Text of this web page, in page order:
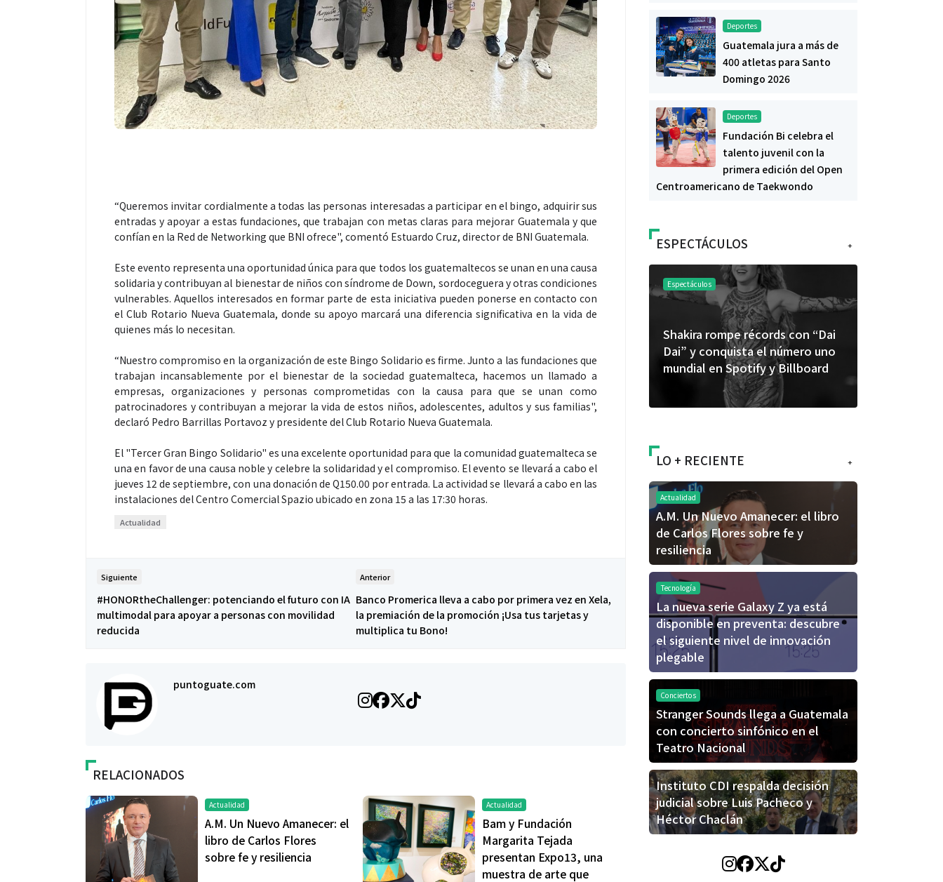
“Queremos invitar cordialmente a todas las personas interesadas a participar en el bingo, adquirir sus
entradas y apoyar a estas fundaciones, que trabajan con metas claras para mejorar Guatemala y que
confían en la Red de Networking que BNI ofrece", comentó Estuardo Cruz, director de BNI Guatemala.
Este evento representa una oportunidad única para que todos los guatemaltecos se unan en una causa
solidaria y contribuyan al bienestar de niños con síndrome de Down, sordoceguera y otras condiciones
vulnerables. Aquellos interesados en formar parte de esta iniciativa pueden ponerse en contacto con
el Club Rotario Nueva Guatemala, donde su apoyo marcará una diferencia significativa en la vida de
quienes más lo necesitan.
“Nuestro compromiso en la organización de este Bingo Solidario es firme. Junto a las fundaciones que
trabajan incansablemente por el bienestar de la sociedad guatemalteca, hacemos un llamado a
empresas, organizaciones y personas comprometidas con la causa para que se unan como
patrocinadores y contribuyan a mejorar la vida de estos niños, adolescentes, adultos y sus familias",
declaró Pedro Barrillas Portavoz y presidente del Club Rotario Nueva Guatemala.
El "Tercer Gran Bingo Solidario" es una excelente oportunidad para que la comunidad guatemalteca se
una en favor de una causa noble y celebre la solidaridad y el compromiso. El evento se llevará a cabo el
jueves 12 de septiembre, con una donación de Q150.00 por entrada. La actividad se llevará a cabo en las
instalaciones del Centro Comercial Spazio ubicado en zona 15 a las 17:30 horas.
Actualidad
Siguiente
#HONORtheChallenger: potenciando el futuro con IA
multimodal para apoyar a personas con movilidad
reducida
Anterior
Banco Promerica lleva a cabo por primera vez en Xela,
la premiación de la promoción ¡Usa tus tarjetas y
multiplica tu Bono!
puntoguate.com
RELACIONADOS
Actualidad
A.M. Un Nuevo Amanecer: el
libro de Carlos Flores
sobre fe y resiliencia
Actualidad
Bam y Fundación
Margarita Tejada
presentan Expo13, una
muestra de arte que
Deportes
Guatemala jura a más de
400 atletas para Santo
Domingo 2026
Deportes
Fundación Bi celebra el
talento juvenil con la
primera edición del Open
Centroamericano de Taekwondo
+
ESPECTÁCULOS
Espectáculos
Shakira rompe récords con “Dai
Dai” y conquista el número uno
mundial en Spotify y Billboard
Espectáculos
transforma la tradición en un
espectáculo para todos
Espectáculos
“Donde quiera que estés” el
primer capítulo del universo de
“FRAGMENTOS” su próximo
álbum de estudio
+
LO + RECIENTE
Actualidad
A.M. Un Nuevo Amanecer: el libro
de Carlos Flores sobre fe y
resiliencia
Tecnología
La nueva serie Galaxy Z ya está
disponible en preventa: descubre
el siguiente nivel de innovación
plegable
Conciertos
Stranger Sounds llega a Guatemala
con concierto sinfónico en el
Teatro Nacional
Instituto CDI respalda decisión
judicial sobre Luis Pacheco y
Héctor Chaclán